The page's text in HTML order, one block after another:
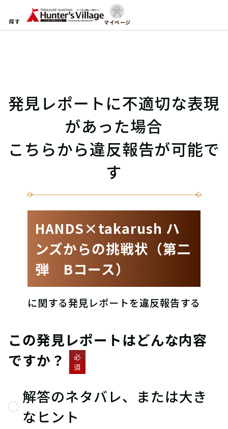
探す マイページ
発見レポートに不適切な表現
があった場合
こちらから違反報告が可能で
す
HANDS×takarush ハ
ンズからの挑戦状（第二
弾 Bコース）
に関する発見レポートを違反報告する
この発見レポートはどんな内容
ですか？
必
須
解答のネタバレ、または大き
なヒント